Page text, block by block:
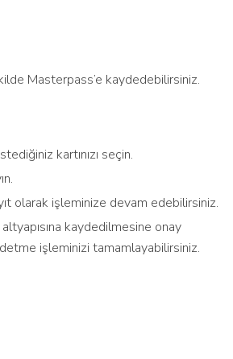
Masterpass’e kaydedebilirsiniz.
kartınızı seçin.
olarak işleminize devam edebilirsiniz.
kaydedilmesine onay
işleminizi tamamlayabilirsiniz.